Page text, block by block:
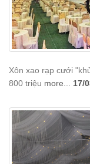
Xôn xao rạp cưới
800 triệu more... 17/